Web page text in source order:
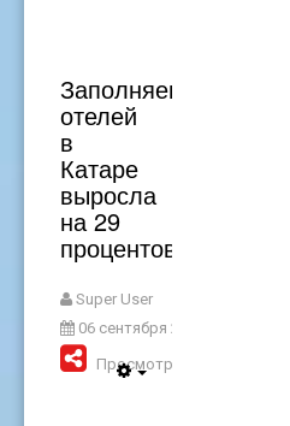
Заполняемость
отелей
в
Катаре
выросла
на 29
процентов
Super User
06 сентября 2024
Просмотров: 1561